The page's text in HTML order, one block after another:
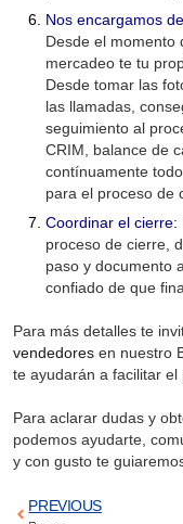
Nos encargamos
Desde el momento
mercadeo te tu
Desde tomar las
las llamadas,
seguimiento al
CRIM, balance de
contínuamente
para el proceso de
Coordinar el cierre:
proceso de cierre,
paso y documento
confiado de que
Para más detalles te
vendedores en nuestro
te ayudarán a facilitar el
Para aclarar dudas y
podemos ayudarte,
y con gusto te
PREVIOUS